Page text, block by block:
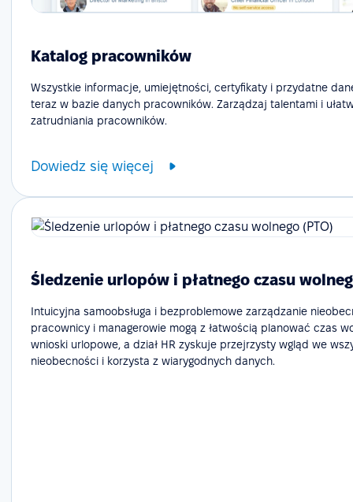
Katalog pracowników
Wszystkie informacje, umiejętności, certyfikaty i przydatne
teraz w bazie danych pracowników. Zarządzaj talentami i
zatrudniania pracowników.
Dowiedz się więcej
Śledzenie urlopów i płatnego czasu
Intuicyjna samoobsługa i bezproblemowe zarządzanie
pracownicy i managerowie mogą z łatwością planować czas
wnioski urlopowe, a dział HR zyskuje przejrzysty wgląd we
nieobecności i korzysta z wiarygodnych danych.